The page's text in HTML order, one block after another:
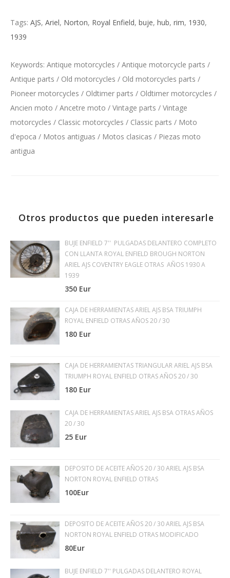
Tags: AJS, Ariel, Norton, Royal Enfield, buje, hub, rim, 1930,
1939
Keywords: Antique motorcycles / Antique motorcycle parts /
Antique parts / Old motorcycles / Old motorcycles parts /
Pioneer motorcycles / Oldtimer parts / Oldtimer motorcycles /
Ancien moto / Ancetre moto / Vintage parts / Vintage
motorcycles / Classic motorcycles / Classic parts / Moto
d'epoca / Motos antiguas / Motos clasicas / Piezas moto
antigua
Otros productos que pueden interesarle
BUJE ENFIELD 7'' PULGADAS DELANTERO COMPLETO
CON LLANTA ROYAL ENFIELD BROUGH NORTON
ARIEL AJS COVENTRY EAGLE OTRAS AÑOS 1930 A
1939
350 Eur
CAJA DE HERRAMIENTAS ARIEL AJS BSA TRIUMPH
ROYAL ENFIELD OTRAS AÑOS 20 / 30
180 Eur
CAJA DE HERRAMIENTAS TRIANGULAR ARIEL AJS BSA
TRIUMPH ROYAL ENFIELD OTRAS AÑOS 20 / 30
180 Eur
CAJA DE HERRAMIENTAS ARIEL AJS BSA OTRAS AÑOS
20 / 30
25 Eur
DEPOSITO DE ACEITE AÑOS 20 / 30 ARIEL AJS BSA
NORTON ROYAL ENFIELD OTRAS
100Eur
DEPOSITO DE ACEITE AÑOS 20 / 30 ARIEL AJS BSA
NORTON ROYAL ENFIELD OTRAS MODIFICADO
80Eur
BUJE ENFIELD 7'' PULGADAS DELANTERO ROYAL